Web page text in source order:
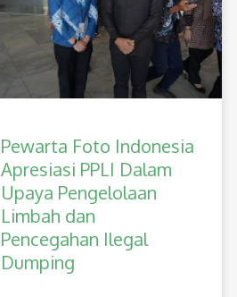
Pewarta Foto Indonesia
Apresiasi PPLI Dalam
Upaya Pengelolaan
Limbah dan
Pencegahan Ilegal
Dumping